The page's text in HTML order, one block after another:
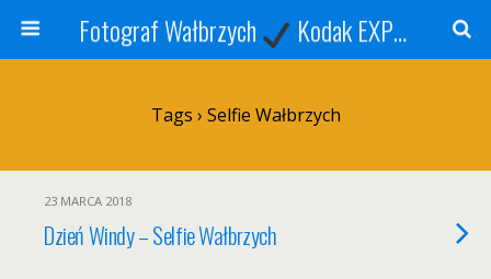
Fotograf Wałbrzych Kodak EXPRESS
Tags › Selfie Wałbrzych
23 MARCA 2018
Dzień Windy – Selfie Wałbrzych